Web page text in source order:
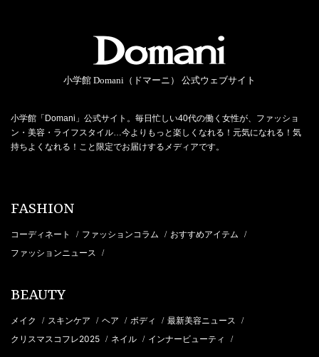
小学館 Domani（ドマーニ） 公式ウェブサイト
小学館「Domani」公式サイト。毎日忙しい40代の働く女性が、ファッショ
ン・美容・ライフスタイル…今よりもっと楽しくなれる！元気になれる！気
持ちよくなれる！こと限定でお届けするメディアです。
FASHION
コーディネート / ファッションコラム / おすすめアイテム /
ファッションニュース /
BEAUTY
メイク / スキンケア / ヘア / ボディ / 最新美容ニュース /
クリスマスコフレ2025 / ネイル / インナービューティ /